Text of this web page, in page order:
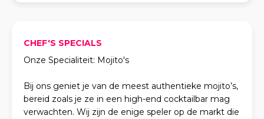
CHEF'S SPECIALS
Onze Specialiteit: Mojito's
Bij ons geniet je van de meest authentieke mojito’s,
bereid zoals je ze in een high-end cocktailbar mag
verwachten. Wij zijn de enige speler op de markt die